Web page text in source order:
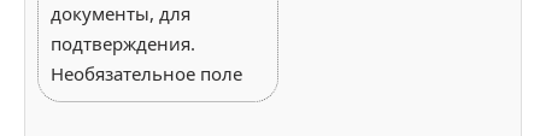
документы, для
подтверждения.
Необязательное поле